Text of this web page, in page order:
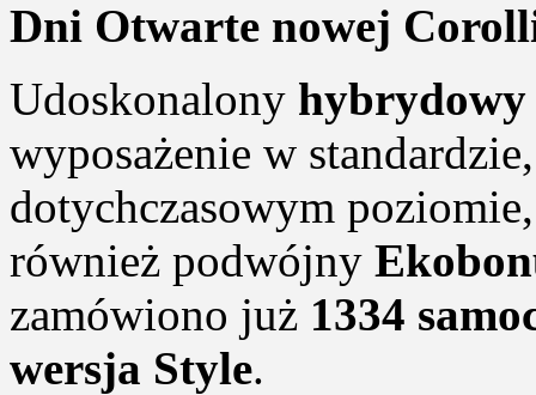
Dni Otwarte nowej
Udoskonalony hybrydowy
wyposażenie w
dotychczasowym
również podwójny
zamówiono już 1334
wersja Style.